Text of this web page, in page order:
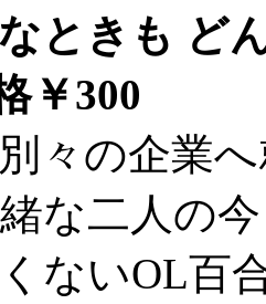
なときも ど
￥300
々の企業
な二人の
ないOL百